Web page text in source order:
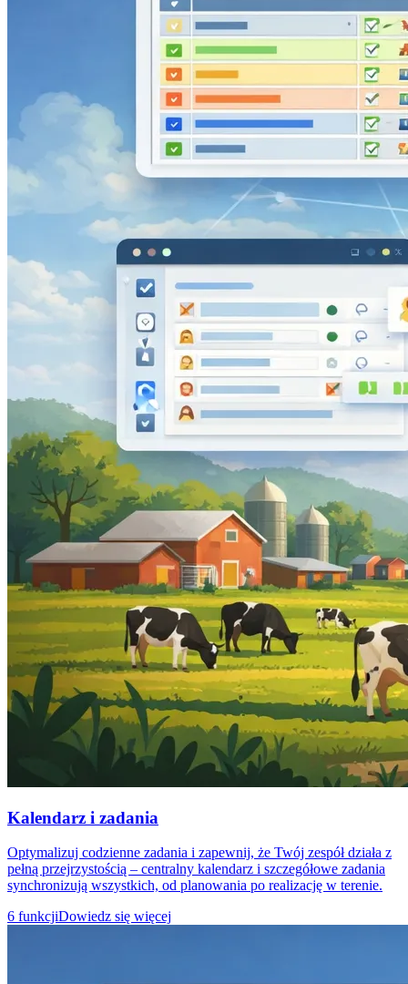
Kalendarz i zadania
Optymalizuj codzienne zadania i zapewnij, że Twój zespół działa z
pełną przejrzystością – centralny kalendarz i szczegółowe zadania
synchronizują wszystkich, od planowania po realizację w terenie.
6 funkcjiDowiedz się więcej